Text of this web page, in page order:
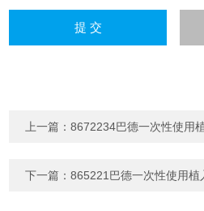
上一篇：8672234巴德一次性使用
下一篇：865221巴德一次性使用植